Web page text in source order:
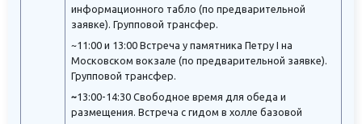
информационного табло (по предварительной
заявке). Групповой трансфер.
~11:00 и 13:00 Встреча у памятника Петру I на
Московском вокзале (по предварительной заявке).
Групповой трансфер.
~13:00-14:30 Свободное время для обеда и
размещения. Встреча с гидом в холле базовой